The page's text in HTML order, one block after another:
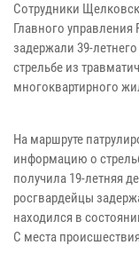
Сотрудники
Главного
задержали 39-
стрельбе из
многоквартирного
На маршруте
информацию о
получила 19-летняя
росгвардейцы
находился в
С места